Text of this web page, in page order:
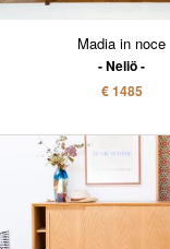
Madia in noce
Neliö
€ 1485